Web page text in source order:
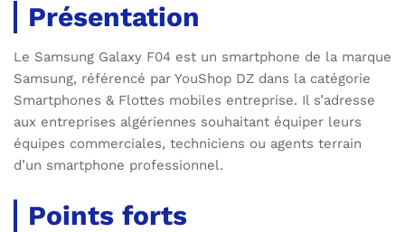
Présentation
Le Samsung Galaxy F04 est un smartphone de la marque
Samsung, référencé par YouShop DZ dans la catégorie
Smartphones & Flottes mobiles entreprise. Il s’adresse
aux entreprises algériennes souhaitant équiper leurs
équipes commerciales, techniciens ou agents terrain
d’un smartphone professionnel.
Points forts